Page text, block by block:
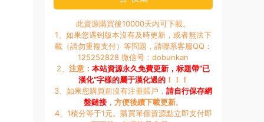
此資源購買後10000天内可下載。
1、如果您遇到版本沒有及時更新，或者無法下
載（請勿重複支付）等問題，請聯系客服QQ：
125252828 微信号：dobunkan
2、 注意： 本站資源永久免費更新，标題帶“已
漢化”字樣的屬于漢化過的！！！
3、如果您購買前沒有注冊賬戶， 請自行保存網
盤鏈接，方便後續下載更新。
4、1積分等于1元。購買單個資源點立即支付即